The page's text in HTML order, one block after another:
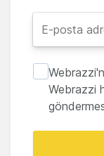
Webrazzi